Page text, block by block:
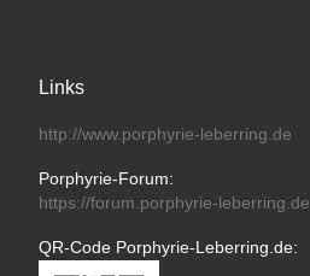
Links
http://www.porphyrie-leberring.de
Porphyrie-Forum:
https://forum.porphyrie-leberring.de
QR-Code Porphyrie-Leberring.de: